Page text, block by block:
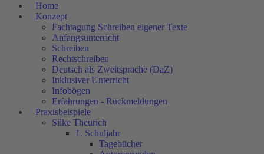
Home
Konzept
Fachtagung Schreiben eigener Texte
Anfangsunterricht
Schreiben
Rechtschreiben
Deutsch als Zweitsprache (DaZ)
Inklusiver Unterricht
Infobögen
Erfahrungen - Rückmeldungen
Praxisbeispiele
Silke Theurich
1. Schuljahr
Tagebücher